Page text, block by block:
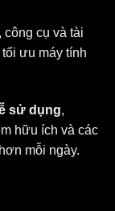
công cụ và tài
ưu máy tính
sử dụng,
hữu ích và các
mỗi ngày.